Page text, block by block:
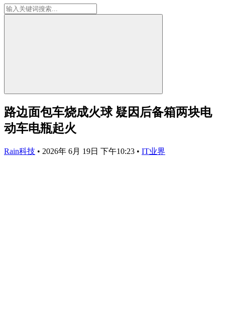
路边面包车烧成火球 疑因后备箱两块电
动车电瓶起火
Rain科技 • 2026年 6月 19日 下午10:23 • IT业界